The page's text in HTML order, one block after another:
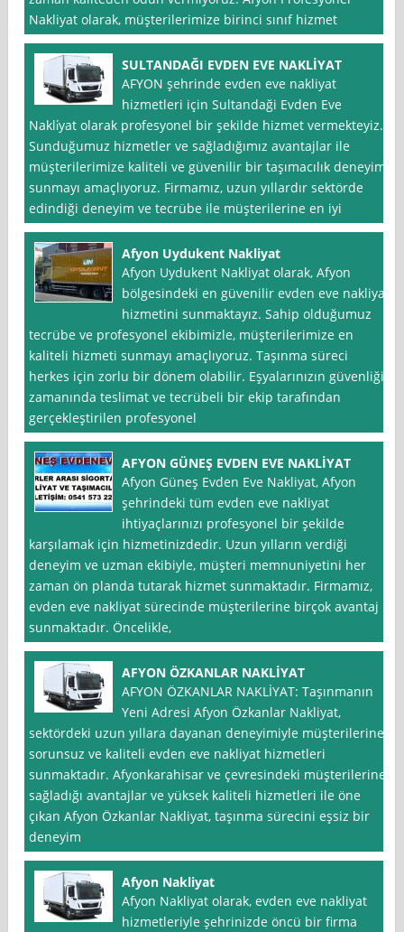
Nakliyat olarak, müşterilerimize birinci sınıf hizmet
SULTANDAĞI EVDEN EVE NAKLİYAT
AFYON şehrinde evden eve nakliyat
hizmetleri için Sultandaği Evden Eve
Nakli̇yat olarak profesyonel bir şekilde hizmet vermekteyiz.
Sunduğumuz hizmetler ve sağladığımız avantajlar ile
müşterilerimize kaliteli ve güvenilir bir taşımacılık deneyimi
sunmayı amaçlıyoruz. Firmamız, uzun yıllardır sektörde
edindiği deneyim ve tecrübe ile müşterilerine en iyi
Afyon Uydukent Nakliyat
Afyon Uydukent Nakliyat olarak, Afyon
bölgesindeki en güvenilir evden eve nakliyat
hizmetini sunmaktayız. Sahip olduğumuz
tecrübe ve profesyonel ekibimizle, müşterilerimize en
kaliteli hizmeti sunmayı amaçlıyoruz. Taşınma süreci
herkes için zorlu bir dönem olabilir. Eşyalarınızın güvenliği,
zamanında teslimat ve tecrübeli bir ekip tarafından
gerçekleştirilen profesyonel
AFYON GÜNEŞ EVDEN EVE NAKLİYAT
Afyon Güneş Evden Eve Nakliyat, Afyon
şehrindeki tüm evden eve nakliyat
ihtiyaçlarınızı profesyonel bir şekilde
karşılamak için hizmetinizdedir. Uzun yılların verdiği
deneyim ve uzman ekibiyle, müşteri memnuniyetini her
zaman ön planda tutarak hizmet sunmaktadır. Firmamız,
evden eve nakliyat sürecinde müşterilerine birçok avantaj
sunmaktadır. Öncelikle,
AFYON ÖZKANLAR NAKLİYAT
AFYON ÖZKANLAR NAKLİYAT: Taşınmanın
Yeni Adresi Afyon Özkanlar Nakliyat,
sektördeki uzun yıllara dayanan deneyimiyle müşterilerine
sorunsuz ve kaliteli evden eve nakliyat hizmetleri
sunmaktadır. Afyonkarahisar ve çevresindeki müşterilerine
sağladığı avantajlar ve yüksek kaliteli hizmetleri ile öne
çıkan Afyon Özkanlar Nakliyat, taşınma sürecini eşsiz bir
deneyim
Afyon Nakliyat
Afyon Nakliyat olarak, evden eve nakliyat
hizmetleriyle şehrinizde öncü bir firma